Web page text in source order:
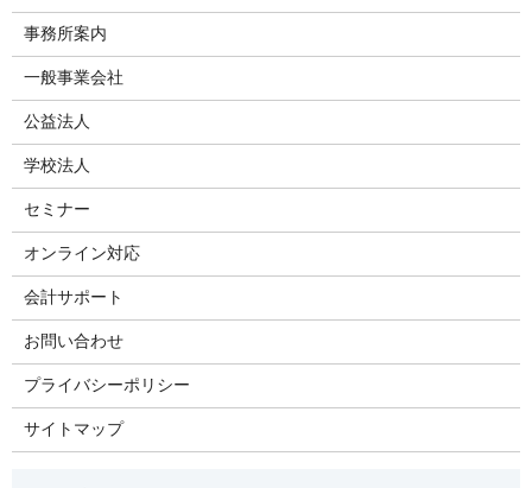
事務所案内
一般事業会社
公益法人
学校法人
セミナー
オンライン対応
会計サポート
お問い合わせ
プライバシーポリシー
サイトマップ